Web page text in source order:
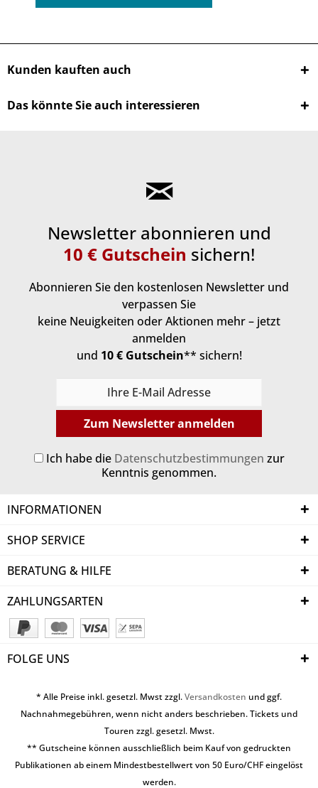
Kunden kauften auch
Das könnte Sie auch interessieren
Newsletter abonnieren und
10 € Gutschein sichern!
Abonnieren Sie den kostenlosen Newsletter und
verpassen Sie
keine Neuigkeiten oder Aktionen mehr – jetzt
anmelden
und 10 € Gutschein** sichern!
Zum Newsletter anmelden
Ich habe die Datenschutzbestimmungen zur
Kenntnis genommen.
INFORMATIONEN
SHOP SERVICE
BERATUNG & HILFE
ZAHLUNGSARTEN
FOLGE UNS
* Alle Preise inkl. gesetzl. Mwst zzgl.Versandkosten und ggf.
Nachnahmegebühren, wenn nicht anders beschrieben. Tickets und
Touren zzgl. gesetzl. Mwst.
** Gutscheine können ausschließlich beim Kauf von gedruckten
Publikationen ab einem Mindestbestellwert von 50 Euro/CHF eingelöst
werden.